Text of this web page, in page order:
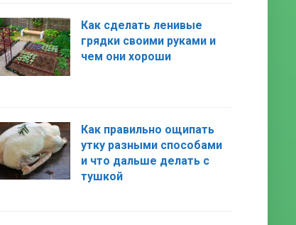
Как сделать ленивые
грядки своими руками и
чем они хороши
Как правильно ощипать
утку разными способами
и что дальше делать с
тушкой